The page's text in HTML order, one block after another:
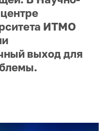
ИТМО
выход для